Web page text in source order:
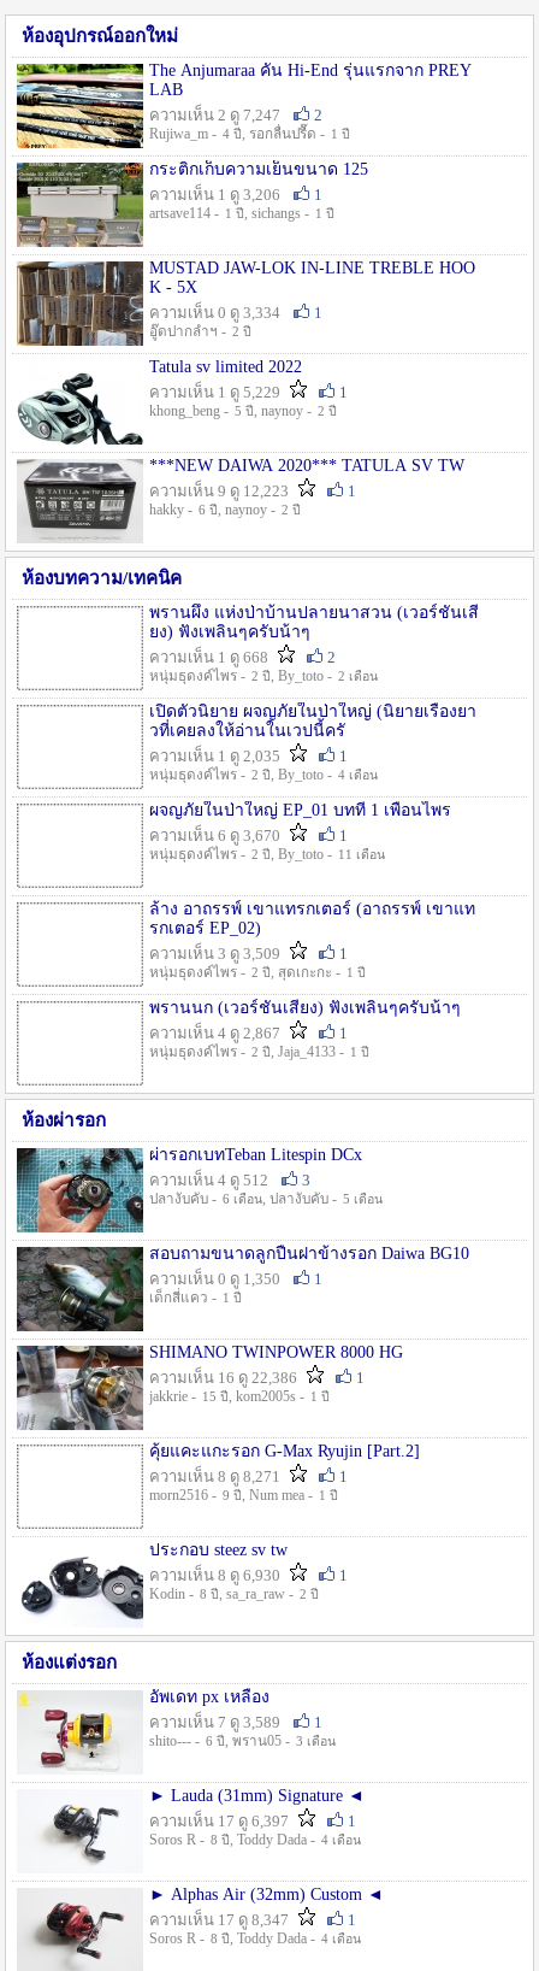
ห้องอุปกรณ์ออกใหม่
The Anjumaraa คัน Hi-End รุ่นแรกจาก PREY
LAB
ความเห็น 2 ดู 7,247
2
Rujiwa_m - 4 ปี , รอกลื่นปรื๊ด - 1 ปี
กระติกเก็บความเย็นขนาด 125
ความเห็น 1 ดู 3,206
1
artsave114 - 1 ปี , sichangs - 1 ปี
MUSTAD JAW-LOK IN-LINE TREBLE HOO
K - 5X
ความเห็น 0 ดู 3,334
1
อู๊ดปากลำฯ - 2 ปี
Tatula sv limited 2022
ความเห็น 1 ดู 5,229
1
khong_beng - 5 ปี , naynoy - 2 ปี
***NEW DAIWA 2020*** TATULA SV TW
ความเห็น 9 ดู 12,223
1
hakky - 6 ปี , naynoy - 2 ปี
ห้องบทความ/เทคนิค
พรานผึ้ง แห่งป่าบ้านปลายนาสวน (เวอร์ชั่นเสี
ยง) ฟังเพลินๆครับน้าๆ
ความเห็น 1 ดู 668
2
หนุ่มธุดงค์ไพร - 2 ปี , By_toto - 2 เดือน
เปิดตัวนิยาย ผจญภัยในป่าใหญ่ (นิยายเรื่องยา
วที่เคยลงให้อ่านในเวปนี้ครั
ความเห็น 1 ดู 2,035
1
หนุ่มธุดงค์ไพร - 2 ปี , By_toto - 4 เดือน
ผจญภัยในป่าใหญ่ EP_01 บทที่ 1 เพื่อนไพร
ความเห็น 6 ดู 3,670
1
หนุ่มธุดงค์ไพร - 2 ปี , By_toto - 11 เดือน
ล้าง อาถรรพ์ เขาแทรกเตอร์ (อาถรรพ์ เขาแท
รกเตอร์ EP_02)
ความเห็น 3 ดู 3,509
1
หนุ่มธุดงค์ไพร - 2 ปี , สุดเกะกะ - 1 ปี
พรานนก (เวอร์ชั่นเสียง) ฟังเพลินๆครับน้าๆ
ความเห็น 4 ดู 2,867
1
หนุ่มธุดงค์ไพร - 2 ปี , Jaja_4133 - 1 ปี
ห้องผ่ารอก
ผ่ารอกเบทTeban Litespin DCx
ความเห็น 4 ดู 512
3
ปลางับคับ - 6 เดือน, ปลางับคับ - 5 เดือน
สอบถามขนาดลูกปืนฝาข้างรอก Daiwa BG10
ความเห็น 0 ดู 1,350
1
เด็กสี่แคว - 1 ปี
SHIMANO TWINPOWER 8000 HG
ความเห็น 16 ดู 22,386
1
jakkrie - 15 ปี , kom2005s - 1 ปี
คุ้ยแคะแกะรอก G-Max Ryujin [Part.2]
ความเห็น 8 ดู 8,271
1
morn2516 - 9 ปี , Num mea - 1 ปี
ประกอบ steez sv tw
ความเห็น 8 ดู 6,930
1
Kodin - 8 ปี , sa_ra_raw - 2 ปี
ห้องแต่งรอก
อัพเดท px เหลือง
ความเห็น 7 ดู 3,589
1
shito--- - 6 ปี , พราน05 - 3 เดือน
► Lauda (31mm) Signature ◄
ความเห็น 17 ดู 6,397
1
Soros R - 8 ปี , Toddy Dada - 4 เดือน
► Alphas Air (32mm) Custom ◄
ความเห็น 17 ดู 8,347
1
Soros R - 8 ปี , Toddy Dada - 4 เดือน